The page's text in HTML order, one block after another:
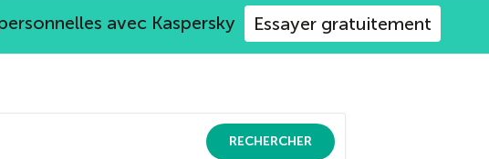
avec Kaspersky Essayer gratuitement
RECHERCHER